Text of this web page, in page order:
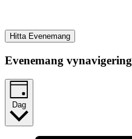
Hitta Evenemang
Evenemang vynavigering
Dag